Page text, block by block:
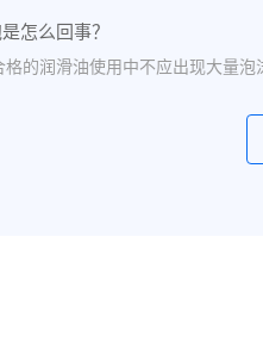
怎么回事？
的润滑油使用中不应出现大量
由于油箱进水后造成的，是乳化